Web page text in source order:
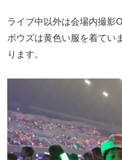
ライブ中以外は会場内撮影
ボウズは黄色い服を着てい
ります。